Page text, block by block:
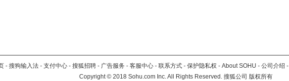
- 搜狗输入法 - 支付中心 - 搜狐招聘 - 广告服务 - 客服中心 - 联系方式 - 保护隐私权 - About SOHU - 公司介绍 -
Copyright©2018 Sohu.com Inc. All Rights Reserved. 搜狐公司 版权所有